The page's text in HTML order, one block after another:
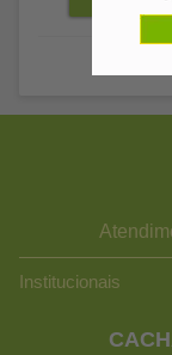
Institucionais